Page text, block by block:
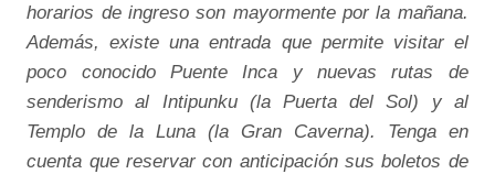
horarios de ingreso son mayormente por la mañana.
Además, existe una entrada que permite visitar el
poco conocido Puente Inca y nuevas rutas de
senderismo al Intipunku (la Puerta del Sol) y al
Templo de la Luna (la Gran Caverna). Tenga en
cuenta que reservar con anticipación sus boletos de